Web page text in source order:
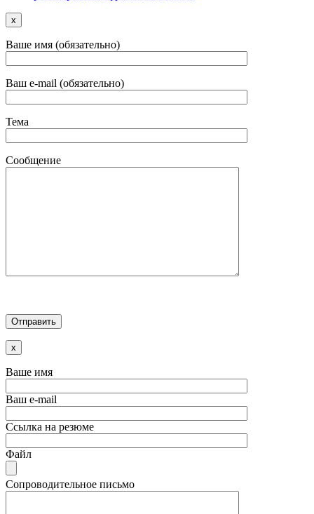
x
Ваше имя (обязательно)
Ваш e-mail (обязательно)
Тема
Сообщение
x
Ваше имя
Ваш e-mail
Ссылка на резюме
Файл
Сопроводительное письмо